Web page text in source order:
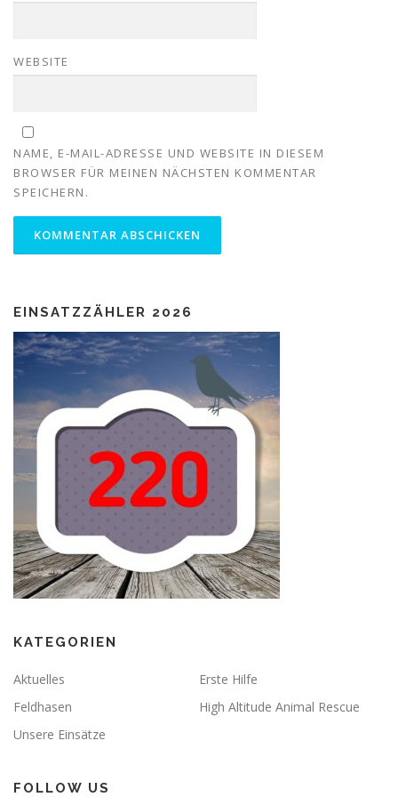
WEBSITE
NAME, E-MAIL-ADRESSE UND WEBSITE IN DIESEM
BROWSER FÜR MEINEN NÄCHSTEN KOMMENTAR
SPEICHERN.
EINSATZZÄHLER 2026
KATEGORIEN
Aktuelles
Erste Hilfe
Feldhasen
High Altitude Animal Rescue
Unsere Einsätze
FOLLOW US